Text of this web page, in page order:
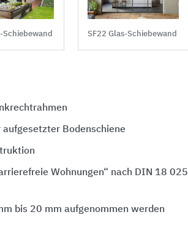
Schiebewand SF22 Glas-Schiebewand
Bodenschiene
Wohnungen“ nach DIN 18 025
bis 20 mm aufgenommen werden